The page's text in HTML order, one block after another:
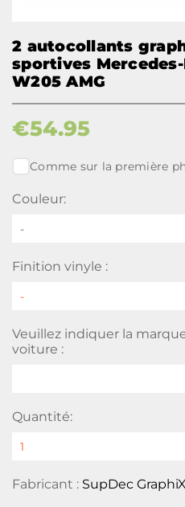
2 autocollants
sportives Mercedes-
W205 AMG
€54.95
Comme sur la première
Couleur:
-
Finition vinyle :
Veuillez indiquer la
voiture :
Quantité:
Fabricant : SupDec GraphiX